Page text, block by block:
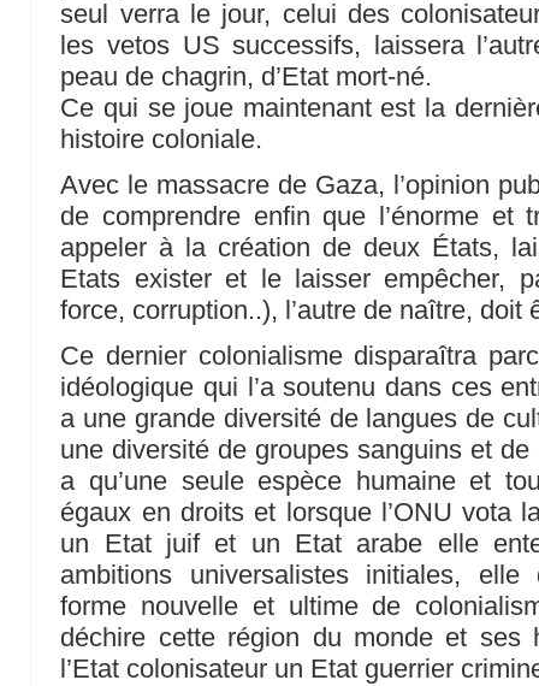
seul verra le jour, celui des
les vetos US successifs, laissera
peau de chagrin, d’Etat mort-né.
Ce qui se joue maintenant est la
histoire coloniale.
Avec le massacre de Gaza, l’opinion
de comprendre enfin que l’énorme et
appeler à la création de deux États,
Etats exister et le laisser empêcher,
force, corruption..), l’autre de naître, doit
Ce dernier colonialisme disparaîtra
idéologique qui l’a soutenu dans ces
a une grande diversité de langues de
une diversité de groupes sanguins et de
a qu’une seule espèce humaine et
égaux en droits et lorsque l’ONU vota
un Etat juif et un Etat arabe elle
ambitions universalistes initiales,
forme nouvelle et ultime de
déchire cette région du monde et
l’Etat colonisateur un Etat guerrier